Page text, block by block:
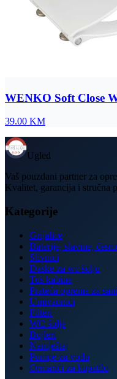
WENKO Soft Close
39.00 KM
Ugled
Vaš pouzdani partner za
Kvalitet, garancija i stručna
Kategorije
Grijalice
Baterije, slavine,
Slivnici
Daske za wc šolju
Tuš kabine
Prateća oprema za
Umivaonici
Filteri
WC šolje
Bojleri
Namještaj
Pumpe za vodu
Ormarići za kupatilo